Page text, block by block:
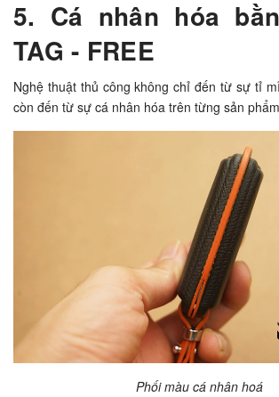
5. Cá nhân hóa
TAG - FREE
Nghệ thuật thủ công không chỉ đến từ sự tỉ
còn đến từ sự cá nhân hóa trên từng sản phẩm
Phối màu cá nhân hoá